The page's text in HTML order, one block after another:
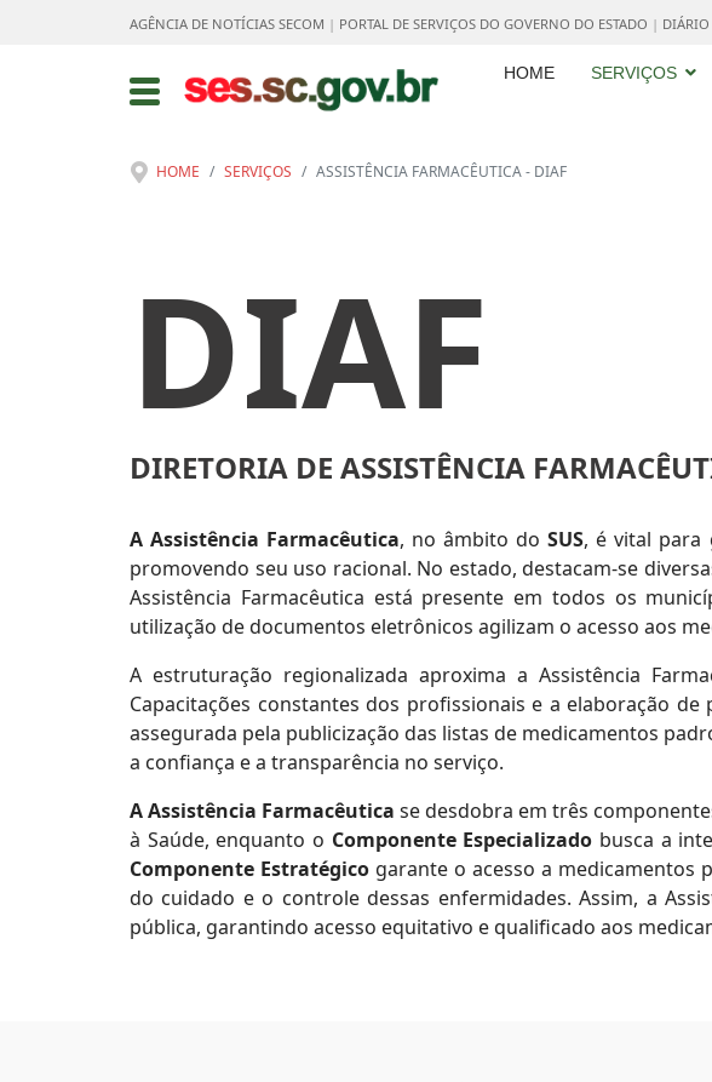
AGÊNCIA DE NOTÍCIAS SECOM | PORTAL DE SERVIÇOS DO GOVERNO DO ESTADO |
HOME SERVIÇOS
HOME SERVIÇOS ASSISTÊNCIA FARMACÊUTICA - DIAF
DIAF
DIRETORIA DE ASSISTÊNCIA
A Assistência Farmacêutica, no âmbito doSUS, é vital para
promovendo seu uso racional. No estado, destacam-se
Assistência Farmacêutica está presente em todos os
utilização de documentos eletrônicos agilizam o acesso aos
A estruturação regionalizada aproxima a Assistência
Capacitações constantes dos profissionais e a elaboração
assegurada pela publicização das listas de medicamentos
a confiança e a transparência no serviço.
A Assistência Farmacêutica se desdobra em três
à Saúde, enquanto o Componente Especializado busca a
Componente Estratégico garante o acesso a medicamentos
do cuidado e o controle dessas enfermidades. Assim, a
pública, garantindo acesso equitativo e qualificado aos